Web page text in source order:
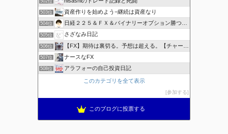
502位
503位 資産作りを始めよう−継続は資産なり
504位 日経２２５＆ＦＸ＆バイナリーオプション勝つための
505位 さざなみ日記
506位 【FX】期待は裏切る。予想は超える。【チャート学びブログ】
507位 ナースなFX
508位 アラフォーの自己投資日記
このカテゴリを全て表示
参加する
このブログに投票する